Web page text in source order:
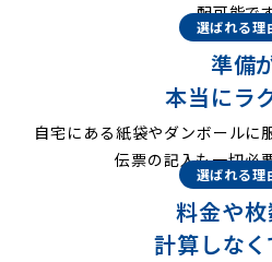
配可能で
選ばれる理
準備
本当にラ
自宅にある紙袋やダンボールに
伝票の記入も一切必
選ばれる理
料金や枚
計算しな